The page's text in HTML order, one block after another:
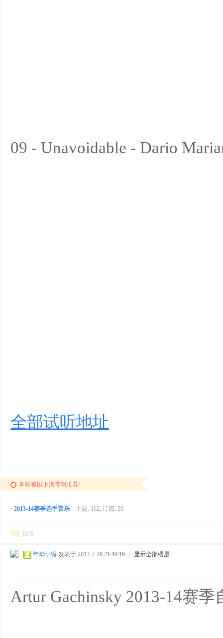
09 - Unavoidable - Dario
全部试听地址
本帖被以下淘专辑推荐:
· 2013-14赛季选手音乐 主题: 162, 订阅: 20
回复
年华小编 发表于 2013-7-28 21:40:16 显示全部楼层
Artur Gachinsky 2013-14赛